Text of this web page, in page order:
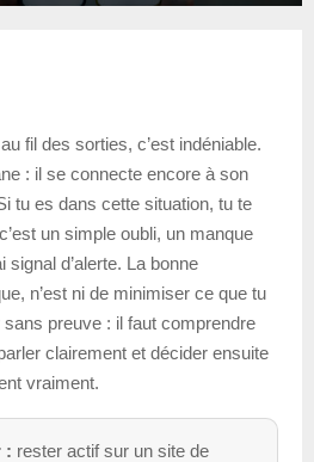
fil des sorties, c’est indéniable.
: il se connecte encore à son
tu es dans cette situation, tu te
un simple oubli, un manque
signal d’alerte. La bonne
n’est ni de minimiser ce que tu
sans preuve : il faut comprendre
clairement et décider ensuite
vraiment.
: rester actif sur un site de